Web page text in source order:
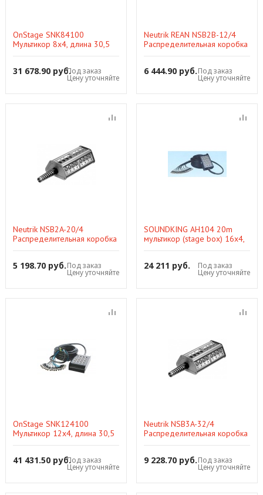
OnStage SNK84100
Мультикор 8х4, длина 30,5
31 678.90 руб.Под заказ
Цену уточняйте
Neutrik REAN NSB2B-12/4
Распределительная коробка
6 444.90 руб.Под заказ
Цену уточняйте
Neutrik NSB2A-20/4
Распределительная коробка
5 198.70 руб.Под заказ
Цену уточняйте
SOUNDKING AH104 20m
мультикор (stage box) 16x4,
24 211 руб. Под заказ
Цену уточняйте
OnStage SNK124100
Мультикор 12х4, длина 30,5
41 431.50 руб.Под заказ
Цену уточняйте
Neutrik NSB3A-32/4
Распределительная коробка
9 228.70 руб.Под заказ
Цену уточняйте